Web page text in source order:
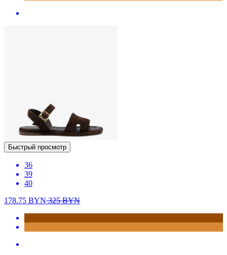
Быстрый просмотр
36
39
40
178.75 BYN325BYN